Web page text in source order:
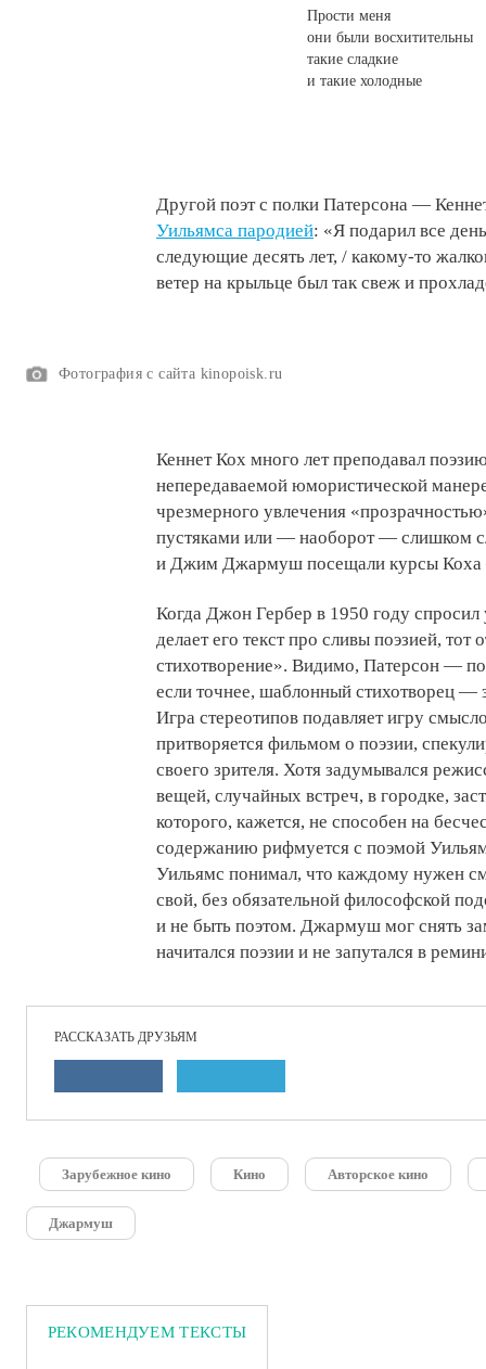
Прости меня
они были восхитительны
такие сладкие
и такие холодные
Другой поэт с полки Патерсона —
Уильямса пародией: «Я подарил все
следующие десять лет, / какому-то
ветер на крыльце был так свеж и
Фотография с сайта kinopoisk.ru
Кеннет Кох много лет преподавал
непередаваемой юмористической
чрезмерного увлечения
пустяками или — наоборот — слишком
и Джим Джармуш посещали курсы Коха
Когда Джон Гербер в 1950 году
делает его текст про сливы поэзией, тот
стихотворение». Видимо, Патерсон —
если точнее, шаблонный стихотворец
Игра стереотипов подавляет игру
притворяется фильмом о поэзии,
своего зрителя. Хотя задумывался
вещей, случайных встреч, в городке,
которого, кажется, не способен на
содержанию рифмуется с поэмой
Уильямс понимал, что каждому нужен
свой, без обязательной философской
и не быть поэтом. Джармуш мог снять
начитался поэзии и не запутался в
РАССКАЗАТЬ ДРУЗЬЯМ
Зарубежное кино Кино Авторское кино
Джармуш
РЕКОМЕНДУЕМ ТЕКСТЫ